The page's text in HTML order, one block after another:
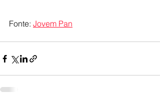
Fonte: Jovem Pan